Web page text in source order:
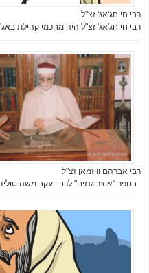
רבי חי חג'אג' זצ"ל
רבי חי חג'אג' זצ"ל היה מחכמי קהילת
רבי אברהם וויזמאן זצ"ל
בספר "אוצר גנזים" לרבי יעקב משה טולידאנו תש"ך עמוד